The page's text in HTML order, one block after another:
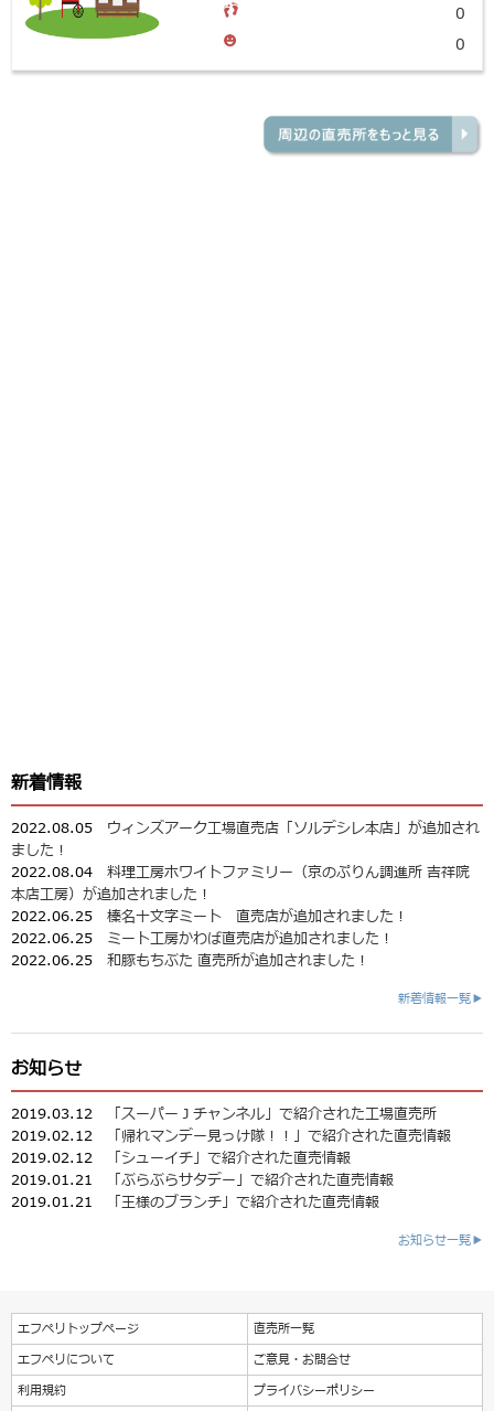
0
0
新着情報
2022.08.05 ウィンズアーク工場直売店「ソルデシレ本店」が追加され
ました！
2022.08.04 料理工房ホワイトファミリー（京のぷりん調進所 吉祥院
本店工房）が追加されました！
2022.06.25 榛名十文字ミート 直売店が追加されました！
2022.06.25 ミート工房かわば直売店が追加されました！
2022.06.25 和豚もちぶた 直売所が追加されました！
新着情報一覧▶
お知らせ
2019.03.12
「スーパーＪチャンネル」で紹介された工場直売所
2019.02.12
「帰れマンデー見っけ隊！！」で紹介された直売情報
2019.02.12
「シューイチ」で紹介された直売情報
2019.01.21
「ぶらぶらサタデー」で紹介された直売情報
2019.01.21
「王様のブランチ」で紹介された直売情報
お知らせ一覧▶
エフペリトップページ
直売所一覧
エフペリについて
ご意見・お問合せ
利用規約
プライバシーポリシー